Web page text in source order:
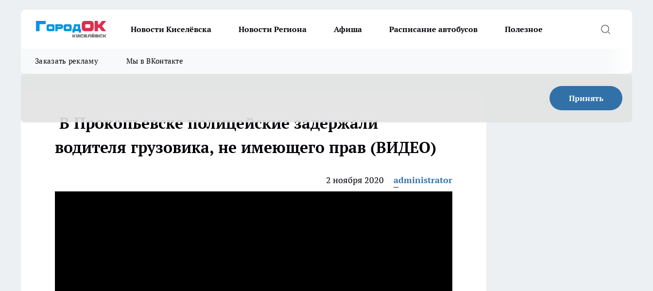
Новости Киселёвска Новости Региона Афиша Расписание автобусов Полезное
Заказать рекламу Мы в ВКонтакте
Принять
В Прокопьевске полицейские задержали
водителя грузовика, не имеющего прав (ВИДЕО)
2 ноября 2020 administrator